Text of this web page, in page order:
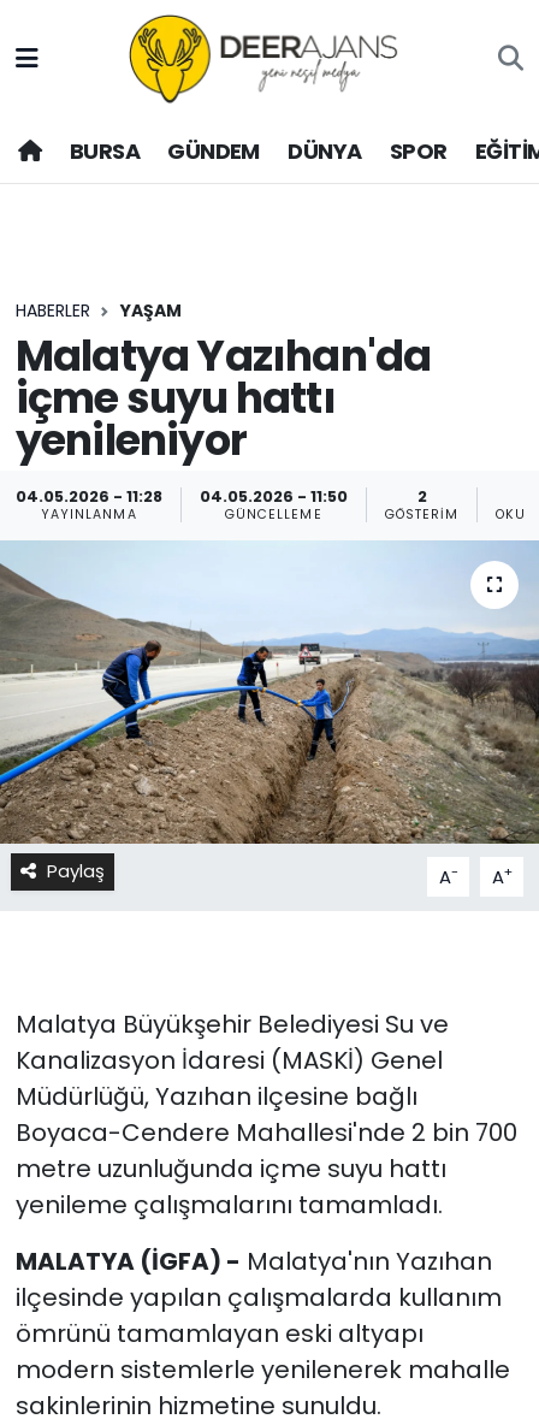
BURSA GÜNDEM DÜNYA SPOR
HABERLER YAŞAM
Malatya Yazıhan'da
içme suyu hattı
yenileniyor
04.05.2026 - 11:28
YAYINLANMA
04.05.2026 - 11:50
GÜNCELLEME
2
GÖSTERIM
Paylaş A- A+
Malatya Büyükşehir Belediyesi Su ve
Kanalizasyon İdaresi (MASKİ) Genel
Müdürlüğü, Yazıhan ilçesine bağlı
Boyaca-Cendere Mahallesi'nde 2 bin 700
metre uzunluğunda içme suyu hattı
yenileme çalışmalarını tamamladı.
MALATYA (İGFA) - Malatya'nın Yazıhan
ilçesinde yapılan çalışmalarda kullanım
ömrünü tamamlayan eski altyapı
modern sistemlerle yenilenerek mahalle
sakinlerinin hizmetine sunuldu.
Hava Durumu
Trafik Durumu
Son Dakika Haberleri
Haber Arşivi